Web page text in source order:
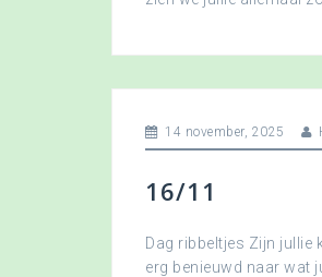
14 november, 2025
16/11
Dag ribbeltjes Zijn jullie
erg benieuwd naar wat